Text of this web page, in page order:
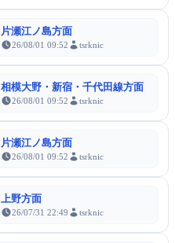
片瀬江ノ島方面
26/08/01 09:52 tsrknic
相模大野・新宿・千代田線方面
26/08/01 09:52 tsrknic
片瀬江ノ島方面
26/08/01 09:52 tsrknic
上野方面
26/07/31 22:49 tsrknic